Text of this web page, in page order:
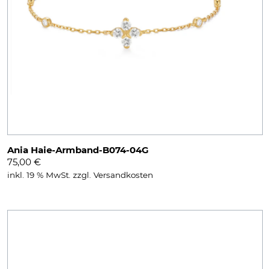
Ania Haie-Armband-B074-04G
75,00 €
inkl. 19 % MwSt. zzgl. Versandkosten